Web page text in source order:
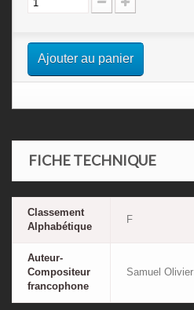
Ajouter au panier
FICHE TECHNIQUE
Classement
Alphabétique
F
Auteur-
Compositeur
francophone
Samuel Olivier